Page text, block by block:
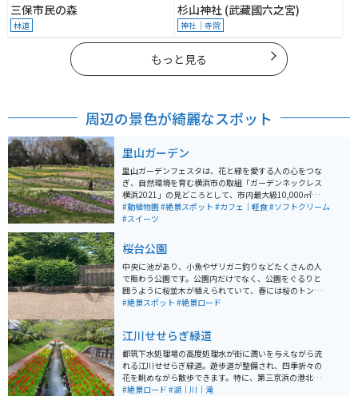
三保市民の森
林道
杉山神社 (武藏國六之宮)
神社｜寺院
もっと見る
周辺の景色が綺麗なスポット
里山ガーデン
里山ガーデンフェスタは、花と緑を愛する人の心をつな
ぎ、自然環境を育む横浜市の取組「ガーデンネックレス
横浜2021」の見どころとして、市内最大級10,000㎡の
大花壇や、アンバサダーの三上真史氏がデザインしたウ
ェルカムガーデンなどを公開します。花や緑に囲まれた
#動植物園#絶景スポット #カフェ｜軽食#ソフトクリーム
#スイーツ
桜台公園
中央に池があり、小魚やザリガニ釣りなどたくさんの人
で賑わう公園です。公園内だけでなく、公園をぐるりと
囲うように桜並木が植えられていて、春には桜のトンネ
ルの中を走ることができる絶景スポットです。また秋に
#絶景スポット #絶景ロード
江川せせらぎ緑道
都筑下水処理場の高度処理水が街に潤いを与えながら流
れる江川せせらぎ緑道。遊歩道が整備され、四季折々の
花を眺めながら散歩できます。特に、第三京浜の港北イ
ンターチェンジの上流の川岸には、ソメイヨシノやチュ
#絶景ロード #湖｜川｜滝